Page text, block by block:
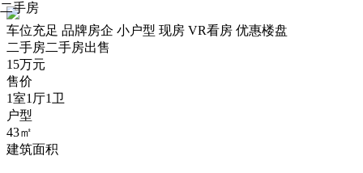
车位充足 品牌房企 小户型 现房 VR看房 优惠楼盘
二手房二手房出售
15万元
售价
1室1厅1卫
户型
43㎡
建筑面积
二手房